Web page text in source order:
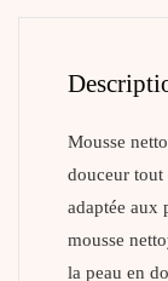
Mousse
douceur tout
adaptée aux
mousse
la peau en